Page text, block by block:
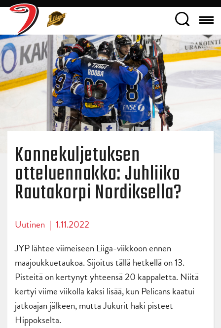
Konnekuljetuksen
otteluennakko: Juhliiko
Rautakorpi Nordiksella?
Uutinen | 1.11.2022
JYP lähtee viimeiseen Liiga-viikkoon ennen
maajoukkuetaukoa. Sijoitus tällä hetkellä on 13.
Pisteitä on kertynyt yhteensä 20 kappaletta. Niitä
kertyi viime viikolla kaksi lisää, kun Pelicans kaatui
jatkoajan jälkeen, mutta Jukurit haki pisteet
Hippokselta.